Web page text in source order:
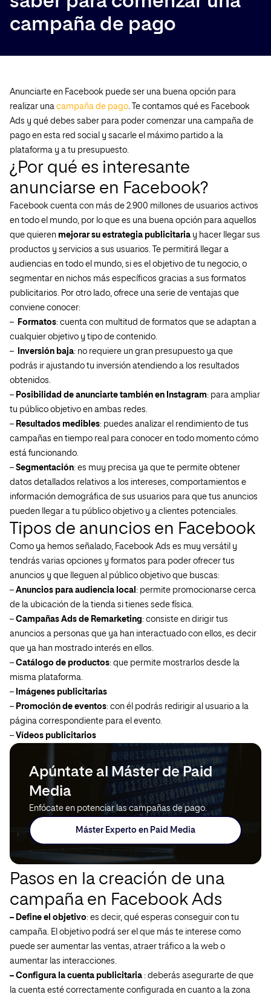
campaña de pago
Anunciarte en Facebook puede ser una buena opción para
realizar una campaña de pago. Te contamos qué es Facebook
Ads y qué debes saber para poder comenzar una campaña de
pago en esta red social y sacarle el máximo partido a la
plataforma y a tu presupuesto.
¿Por qué es interesante
anunciarse en Facebook?
Facebook cuenta con más de 2.900 millones de usuarios activos
en todo el mundo, por lo que es una buena opción para aquellos
que quieren mejorar su estrategia publicitaria y hacer llegar sus
productos y servicios a sus usuarios. Te permitirá llegar a
audiencias en todo el mundo, si es el objetivo de tu negocio, o
segmentar en nichos más específicos gracias a sus formatos
publicitarios. Por otro lado, ofrece una serie de ventajas que
conviene conocer:
–
Formatos: cuenta con multitud de formatos que se adaptan a
cualquier objetivo y tipo de contenido.
–
Inversión baja: no requiere un gran presupuesto ya que
podrás ir ajustando tu inversión atendiendo a los resultados
obtenidos.
– Posibilidad de anunciarte también en Instagram: para ampliar
tu público objetivo en ambas redes.
– Resultados medibles: puedes analizar el rendimiento de tus
campañas en tiempo real para conocer en todo momento cómo
está funcionando.
– Segmentación: es muy precisa ya que te permite obtener
datos detallados relativos a los intereses, comportamientos e
información demográfica de sus usuarios para que tus anuncios
pueden llegar a tu público objetivo y a clientes potenciales.
Tipos de anuncios en Facebook
Como ya hemos señalado, Facebook Ads es muy versátil y
tendrás varias opciones y formatos para poder ofrecer tus
anuncios y que lleguen al público objetivo que buscas:
– Anuncios para audiencia local : permite promocionarse cerca
de la ubicación de la tienda si tienes sede física.
– Campañas Ads de Remarketing: consiste en dirigir tus
anuncios a personas que ya han interactuado con ellos, es decir
que ya han mostrado interés en ellos.
– Catálogo de productos: que permite mostrarlos desde la
misma plataforma.
– Imágenes publicitarias
– Promoción de eventos: con él podrás redirigir al usuario a la
página correspondiente para el evento.
– Vídeos publicitarios
Apúntate al Máster de Paid
Media
Enfócate en potenciar las campañas de pago.
Máster Experto en Paid Media
Pasos en la creación de una
campaña en Facebook Ads
– Define el objetivo: es decir, qué esperas conseguir con tu
campaña. El objetivo podrá ser el que más te interese como
puede ser aumentar las ventas, atraer tráfico a la web o
aumentar las interacciones.
– Configura la cuenta publicitaria : deberás asegurarte de que
la cuenta esté correctamente configurada en cuanto a la zona